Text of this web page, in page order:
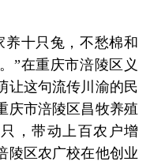
十只兔，不愁棉和
”在重庆市涪陵区义
让这句流传川渝的民
庆市涪陵区昌牧养殖
，带动上百农户增
陵区农广校在他创业